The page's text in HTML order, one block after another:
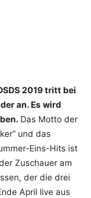
2019 tritt bei
an. Es wird
Das Motto der
und das
Eins-Hits ist
Zuschauer am
der die drei
April live aus